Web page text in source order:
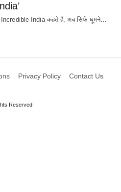
Incredible India कहते हैं, अब सिर्फ घूमने…
Privacy Policy Contact Us
Reserved